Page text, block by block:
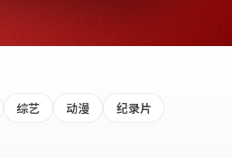
综艺 动漫
纪录片